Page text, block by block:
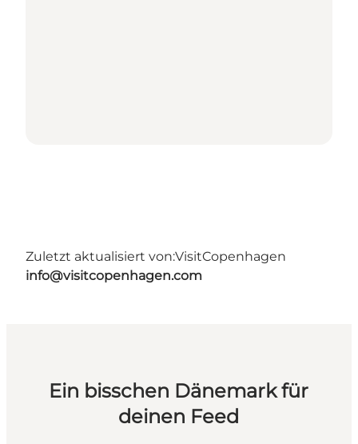
Zuletzt aktualisiert von:VisitCopenhagen
info@visitcopenhagen.com
Ein bisschen Dänemark für
deinen Feed